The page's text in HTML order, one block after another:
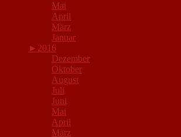
Mai
April
März
Januar
► 2016
Dezember
Oktober
August
Juli
Juni
Mai
April
März